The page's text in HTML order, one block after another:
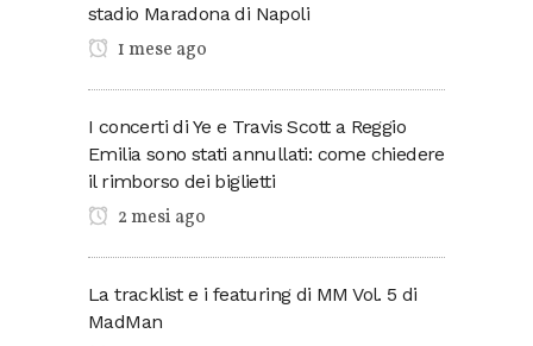
stadio Maradona di Napoli
1 mese ago
I concerti di Ye e Travis Scott a Reggio
Emilia sono stati annullati: come chiedere
il rimborso dei biglietti
2 mesi ago
La tracklist e i featuring di MM Vol. 5 di
MadMan